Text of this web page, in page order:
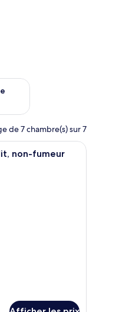
de semaine prochaine août
de 7 chambre(s) sur 7
un coffre-fort et une fenêtre
d’hôtel avec un grand lit,
non-fumeur